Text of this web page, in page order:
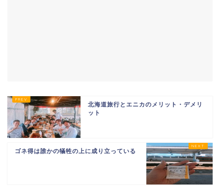
北海道旅行とエニカのメリット・デメリ
ット
ゴネ得は誰かの犠牲の上に成り立っている